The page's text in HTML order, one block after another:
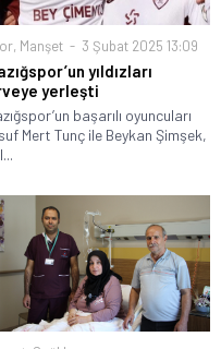
, Manşet 3 Şubat 2025 13:09
yıldızları
yerleşti
başarılı oyuncuları
Mert Tunç ile Beykan Şimşek,